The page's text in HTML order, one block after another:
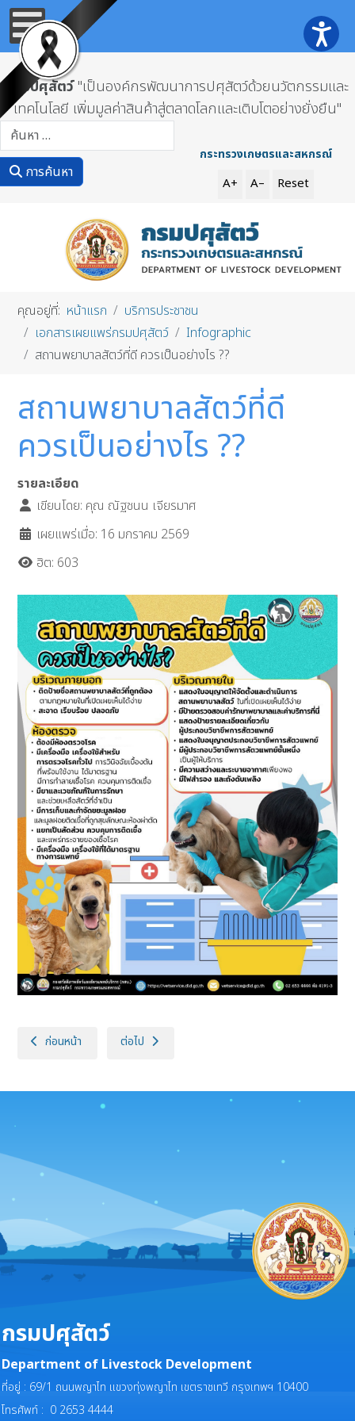
กรมปศุสัตว์"เป็นองค์กรพัฒนาการปศุสัตว์ด้วยนวัตกรรมและ
เทคโนโลยี เพิ่มมูลค่าสินค้าสู่ตลาดโลกและเติบโตอย่างยั่งยืน"
การค้นหา
กระทรวงเกษตรและสหกรณ์
A+ A– Reset
คุณอยู่ที่: หน้าแรก
บริการประชาชน
เอกสารเผยแพร่กรมปศุสัตว์
Infographic
สถานพยาบาลสัตว์ที่ดี ควรเป็นอย่างไร ??
สถานพยาบาลสัตว์ที่ดี
ควรเป็นอย่างไร ??
รายละเอียด
เขียนโดย: คุณ ณัฐชนน เจียรมาศ
เผยแพร่เมื่อ: 16 มกราคม 2569
ฮิต: 603
เนื้อหาก่อนหน้า: ร้องเรียน !!! สถานพยาบาลสัตว์
ก่อนหน้า เนื้อหาถัดไป: รู้จักกฎหมายสวัสดิภาพสัตว์
ต่อไป
กรมปศุสัตว์
Department of Livestock Development
ที่อยู่ : 69/1 ถนนพญาไท แขวงทุ่งพญาไท เขตราชเทวี กรุงเทพฯ 10400
โทรศัพท์ : 0 2653 4444